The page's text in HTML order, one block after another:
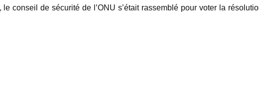
le conseil de sécurité de l’ONU s’était rassemblé pour voter la